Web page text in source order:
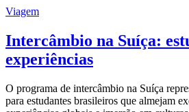
Viagem
Intercâmbio na Suíça:
experiências
O programa de intercâmbio na Suíça
para estudantes brasileiros que almejam